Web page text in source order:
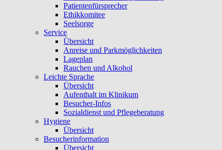
Patientenfürsprecher
Ethikkomitee
Seelsorge
Service
Übersicht
Anreise und Parkmöglichkeiten
Lageplan
Rauchen und Alkohol
Leichte Sprache
Übersicht
Aufenthalt im Klinikum
Besucher-Infos
Sozialdienst und Pflegeberatung
Hygiene
Übersicht
Besucherinformation
Übersicht